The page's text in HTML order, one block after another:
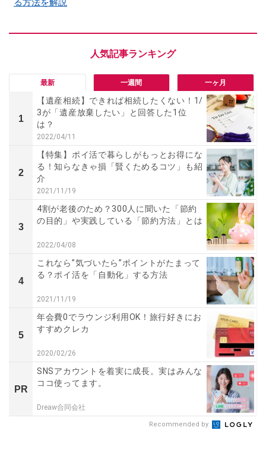
る方法を解説
最新 一週間 一ヶ月
1
【遺産相続】できれば相続したくない！1/
3が「遺産放棄したい」と回答した1位
は？
2022/04/11
2
【特集】ポイ活で暮らしがもっとお得にな
る！知らなきゃ損「賢くためるコツ」も紹
介
2021/11/19
3
4割が老後のため？300人に聞いた「節約
の目的」や実践している「節約方法」とは
2022/04/08
4
これなら”気づいたら”ポイントがたまって
る？ポイ活を「自動化」する方法
2021/11/19
5
年会費0でラウンジ利用OK！旅行好きにお
すすめクレカ
2020/02/26
PR
SNSアカウントを着実に成長。実はみんな
ココ使ってます。
Dreaw合同会社
Recommended by